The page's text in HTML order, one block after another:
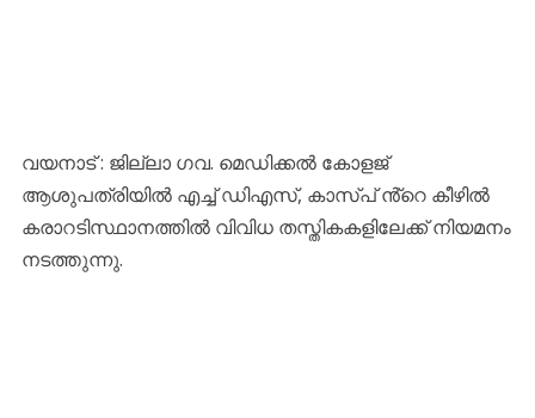
വയനാട് : ജില്ലാ ഗവ. മെഡിക്കൽ കോളജ്
ആശുപത്രിയിൽ എച്ച് ഡിഎസ്, കാസ്പ് ൻ്റെ കീഴിൽ
കരാറടിസ്ഥാനത്തിൽ വിവിധ തസ്തികകളിലേക്ക് നിയമനം
നടത്തുന്നു.